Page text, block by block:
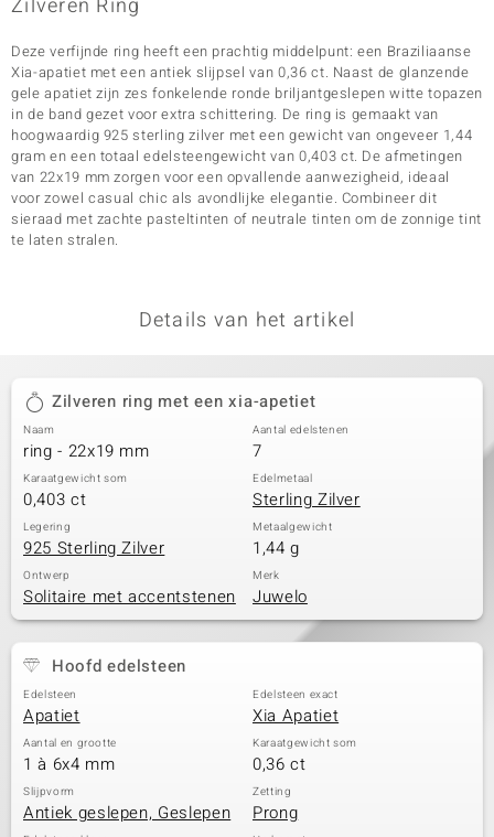
Zilveren Ring
Deze verfijnde ring heeft een prachtig middelpunt: een Braziliaanse
Xia-apatiet met een antiek slijpsel van 0,36 ct. Naast de glanzende
gele apatiet zijn zes fonkelende ronde briljantgeslepen witte topazen
in de band gezet voor extra schittering. De ring is gemaakt van
hoogwaardig 925 sterling zilver met een gewicht van ongeveer 1,44
gram en een totaal edelsteengewicht van 0,403 ct. De afmetingen
van 22x19 mm zorgen voor een opvallende aanwezigheid, ideaal
voor zowel casual chic als avondlijke elegantie. Combineer dit
sieraad met zachte pasteltinten of neutrale tinten om de zonnige tint
te laten stralen.
Details van het artikel
Zilveren ring met een xia-apetiet
Naam
ring - 22x19 mm
Aantal edelstenen
7
Karaatgewicht som
0,403 ct
Edelmetaal
Sterling Zilver
Legering
925 Sterling Zilver
Metaalgewicht
1,44 g
Ontwerp
Solitaire met accentstenen
Merk
Juwelo
Hoofd edelsteen
Edelsteen
Apatiet
Edelsteen exact
Xia Apatiet
Aantal en grootte
1 à 6x4 mm
Karaatgewicht som
0,36 ct
Slijpvorm
Antiek geslepen, Geslepen
Zetting
Prong